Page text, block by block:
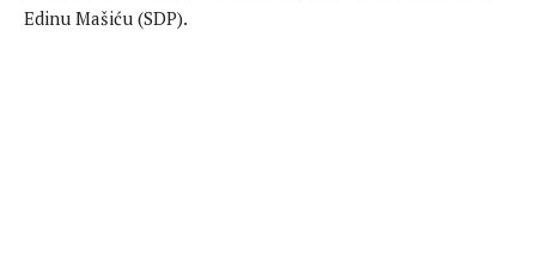
Edinu Mašiću (SDP).